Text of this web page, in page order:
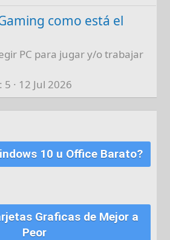
como está el
PC para jugar y/o trabajar
5 12 Jul 2026
10 u Office Barato?
Graficas de Mejor a
Peor